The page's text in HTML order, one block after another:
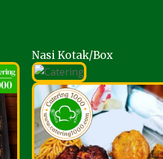
Nasi Kotak/Box